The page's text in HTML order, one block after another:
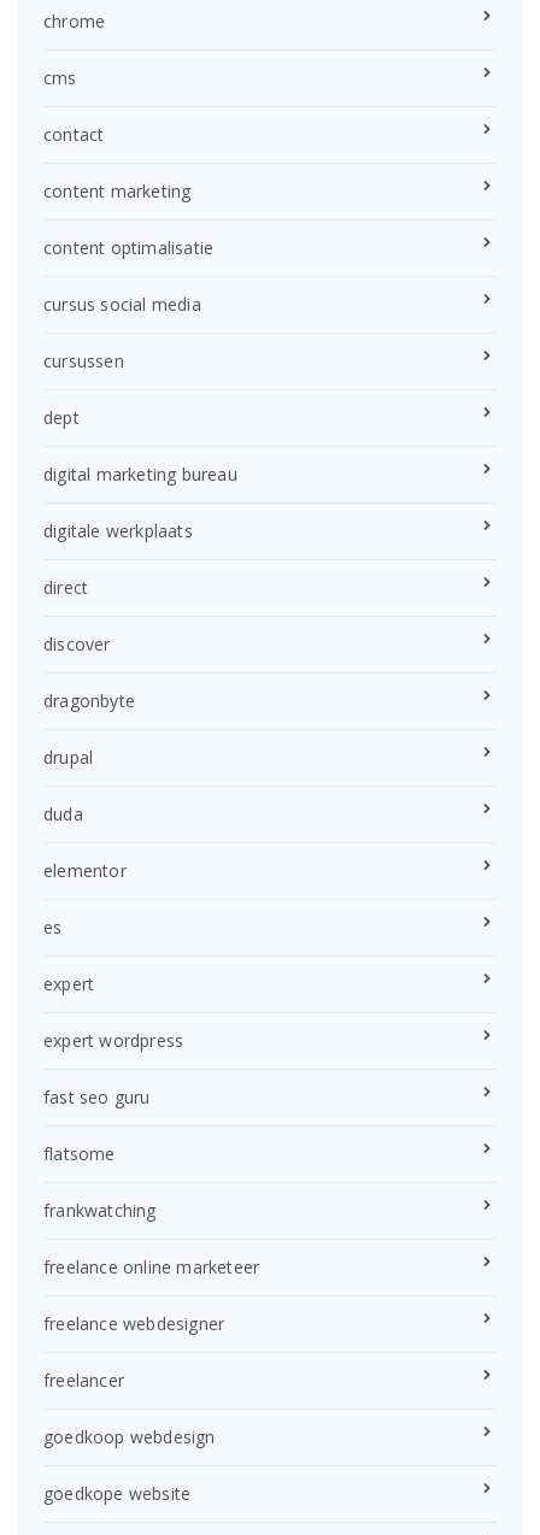
chrome
cms
contact
content marketing
content optimalisatie
cursus social media
cursussen
dept
digital marketing bureau
digitale werkplaats
direct
discover
dragonbyte
drupal
duda
elementor
es
expert
expert wordpress
fast seo guru
flatsome
frankwatching
freelance online marketeer
freelance webdesigner
freelancer
goedkoop webdesign
goedkope website